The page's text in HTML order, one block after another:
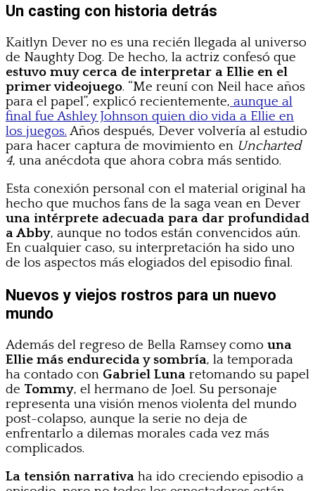
Un casting con historia detrás
Kaitlyn Dever no es una recién llegada al universo
de Naughty Dog. De hecho, la actriz confesó que
estuvo muy cerca de interpretar a Ellie en el
primer videojuego. “Me reuní con Neil hace años
para el papel”, explicó recientemente, aunque al
final fue Ashley Johnson quien dio vida a Ellie en
los juegos. Años después, Dever volvería al estudio
para hacer captura de movimiento en Uncharted
4, una anécdota que ahora cobra más sentido.
Esta conexión personal con el material original ha
hecho que muchos fans de la saga vean en Dever
una intérprete adecuada para dar profundidad
a Abby, aunque no todos están convencidos aún.
En cualquier caso, su interpretación ha sido uno
de los aspectos más elogiados del episodio final.
Nuevos y viejos rostros para un nuevo
mundo
Además del regreso de Bella Ramsey como una
Ellie más endurecida y sombría, la temporada
ha contado con Gabriel Luna retomando su papel
de Tommy, el hermano de Joel. Su personaje
representa una visión menos violenta del mundo
post-colapso, aunque la serie no deja de
enfrentarlo a dilemas morales cada vez más
complicados.
La tensión narrativa ha ido creciendo episodio a